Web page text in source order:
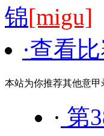
锦[migu]
·查看
本站为你推荐其他意甲
· 第